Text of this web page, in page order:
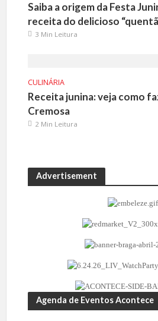
Saiba a origem da Festa
receita do delicioso
3 Min Leitura
CULINÁRIA
Receita junina: veja como
Cremosa
2 Min Leitura
Advertisement
Agenda de Eventos Acontece